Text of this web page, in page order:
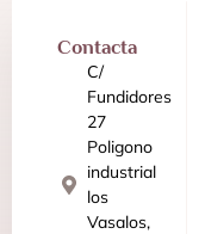
Contacta
C/
Fundidores
27
Poligono
industrial
los
Vasalos,